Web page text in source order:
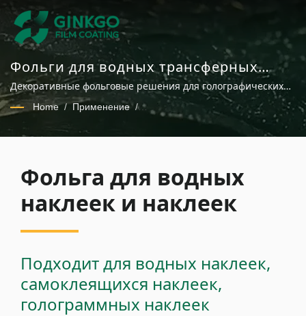
Фольги для водных трансферных
наклеек и стикеров
Декоративные фольговые решения для голографических
наклеек, стикеров и этикеток
Home / Применение /
Фольга для водных наклеек и наклеек
Фольга для водных
наклеек и наклеек
Подходит для водных наклеек,
самоклеящихся наклеек,
голограммных наклеек